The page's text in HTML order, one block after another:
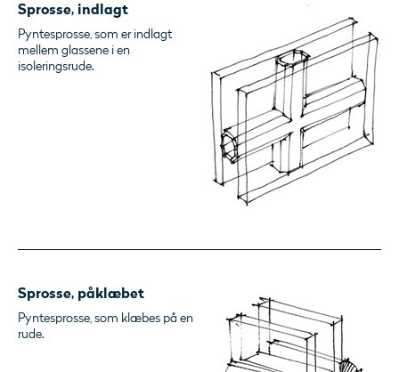
Sprosse, indlagt
Pyntesprosse, som er indlagt
mellem glassene i en
isoleringsrude.
Sprosse, påklæbet
Pyntesprosse, som klæbes på en
rude.